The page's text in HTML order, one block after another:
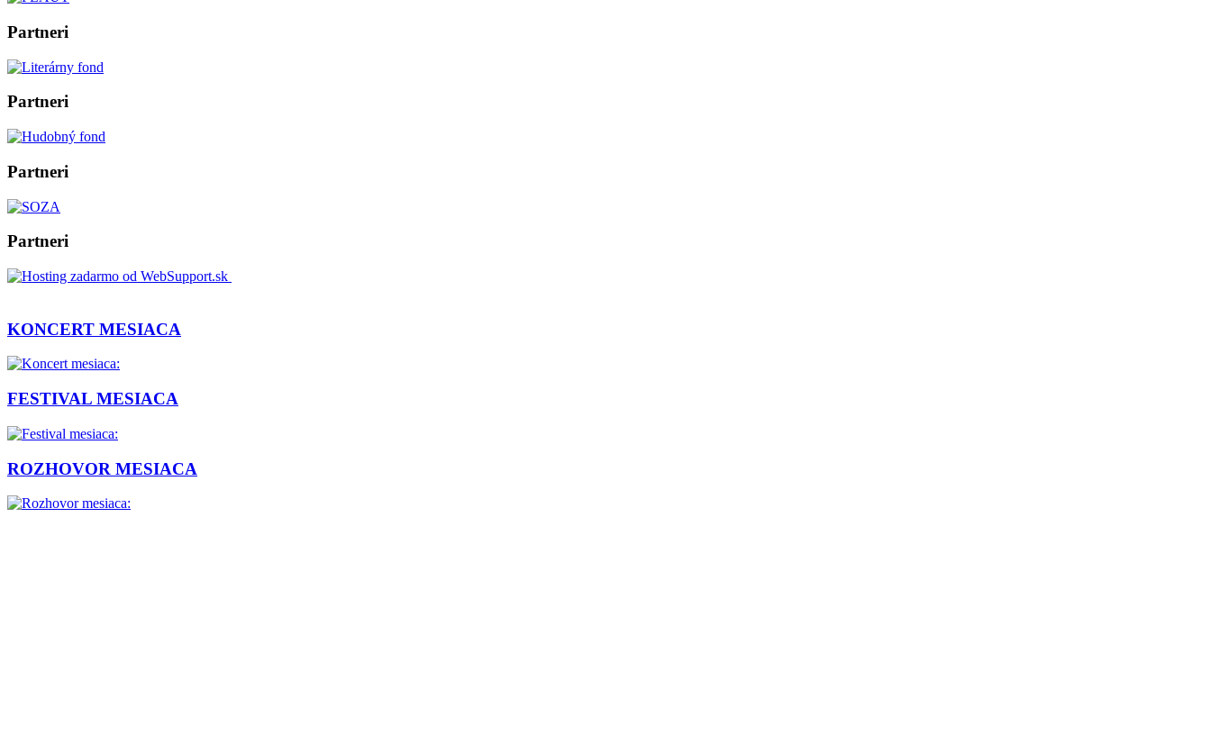
Partneri
Partneri
Partneri
Partneri
KONCERT MESIACA
FESTIVAL MESIACA
ROZHOVOR MESIACA